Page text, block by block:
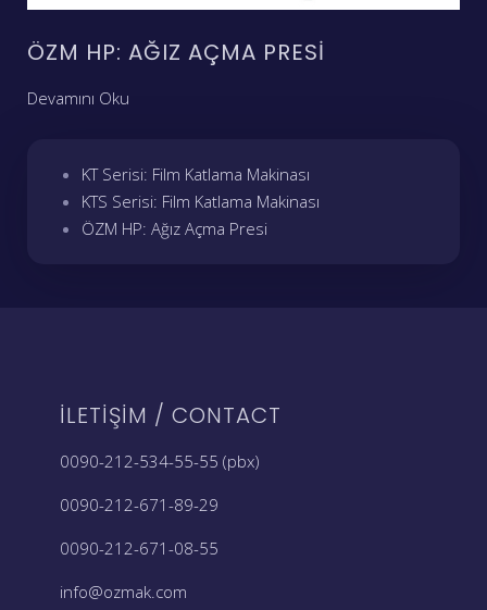
ÖZM HP: AĞIZ AÇMA PRESI
Devamını Oku
KT Serisi: Film Katlama Makinası
KTS Serisi: Film Katlama Makinası
ÖZM HP: Ağız Açma Presi
İLETIŞIM / CONTACT
0090-212-534-55-55 (pbx)
0090-212-671-89-29
0090-212-671-08-55
info@ozmak.com